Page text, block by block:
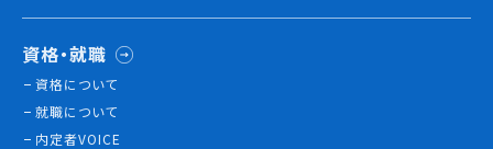
ブログ
資格・就職
資格について
就職について
内定者VOICE